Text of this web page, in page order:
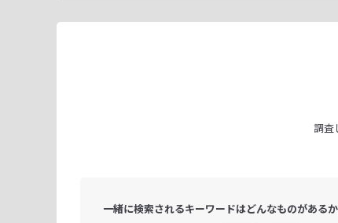
調査
一緒に検索されるキーワードはどんなものがある